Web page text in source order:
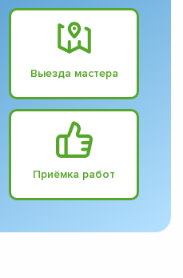
Выезда мастера
Приёмка работ